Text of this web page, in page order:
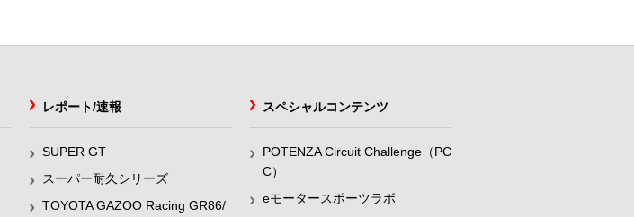
レポート/速報
SUPER GT
スーパー耐久シリーズ
TOYOTA GAZOO Racing GR86/
スペシャルコンテンツ
POTENZA Circuit Challenge（PC
C）
eモータースポーツラボ